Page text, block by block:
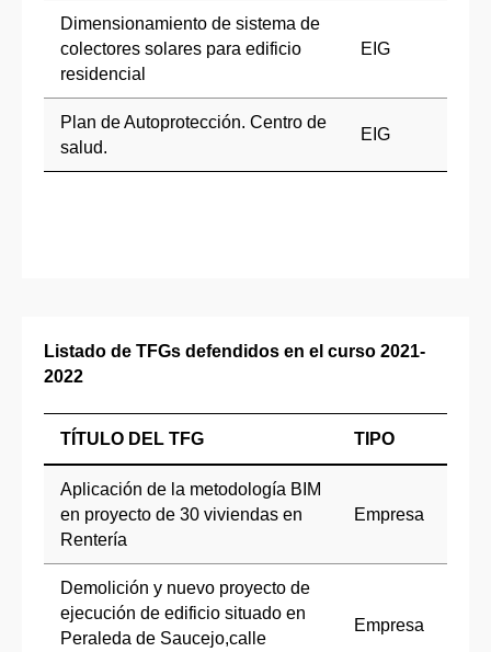
Dimensionamiento de sistema de
colectores solares para edificio
residencial
EIG
Plan de Autoprotección. Centro de
salud.
EIG
Listado de TFGs defendidos en el curso 2021-
2022
TÍTULO DEL TFG TIPO
Aplicación de la metodología BIM
en proyecto de 30 viviendas en
Rentería
Empresa
Demolición y nuevo proyecto de
ejecución de edificio situado en
Peraleda de Saucejo,calle
Empresa